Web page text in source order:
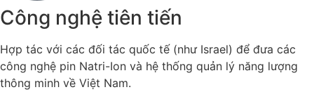
Công nghệ tiên tiến
Hợp tác với các đối tác quốc tế (như Israel) để đưa các
công nghệ pin Natri-Ion và hệ thống quản lý năng lượng
thông minh về Việt Nam.